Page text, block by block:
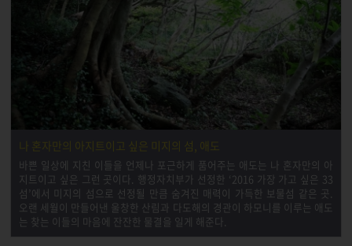
나 혼자만의 아지트이고 싶은 미지의 섬, 애도
바쁜 일상에 지친 이들을 언제나 포근하게 품어주는 애도는 나 혼자만의 아
지트이고 싶은 그런 곳이다. 행정자치부가 선정한 ‘2016 가장 가고 싶은 33
섬’에서 미지의 섬으로 선정될 만큼 숨겨진 매력이 가득한 보물섬 같은 곳.
오랜 세월이 만들어낸 울창한 산림과 다도해의 경관이 하모니를 이루는 애도
는 찾는 이들의 마음에 잔잔한 물결을 일게 해준다.